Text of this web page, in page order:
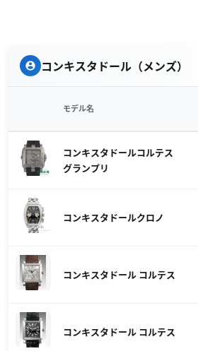
コンキスタドール（メンズ）
モデル名
コンキスタドールコルテス
グランプリ
コンキスタドールクロノ
コンキスタドール コルテス
コンキスタドール コルテス